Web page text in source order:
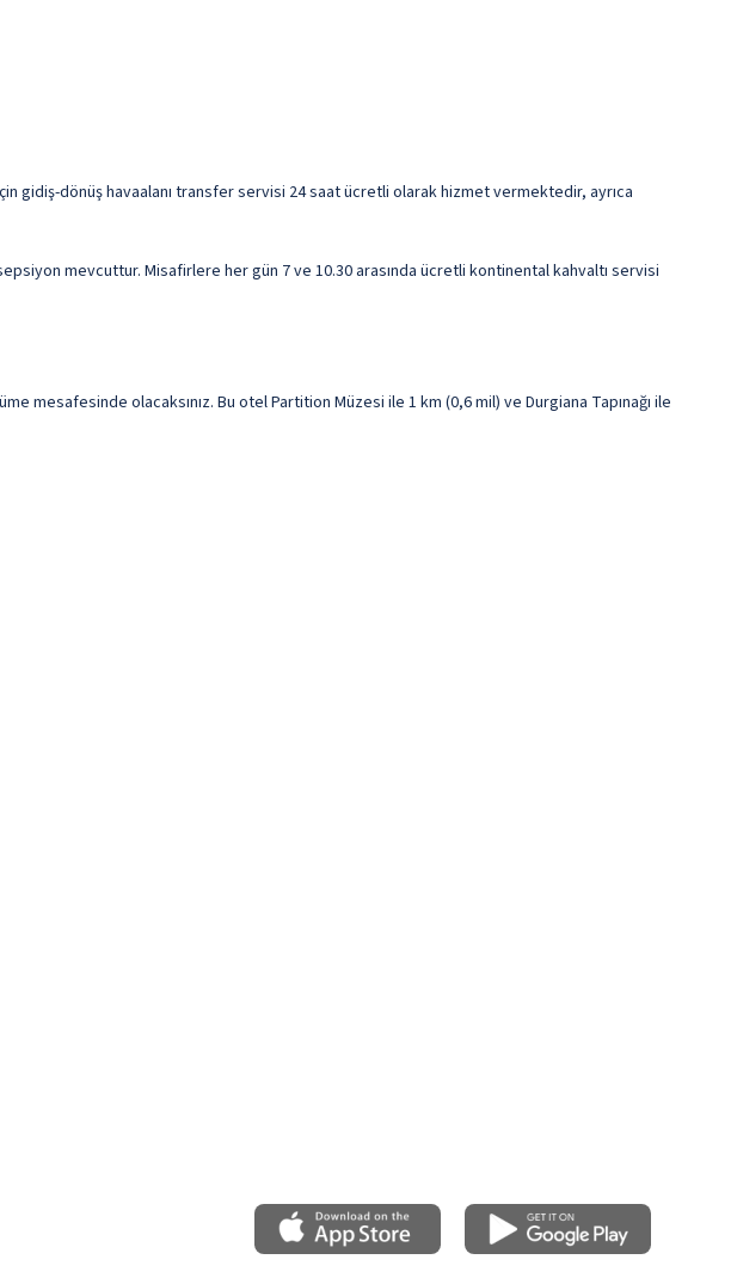
dönüş havaalanı transfer servisi 24 saat ücretli olarak hizmet vermektedir, ayrıca
mevcuttur. Misafirlere her gün 7 ve 10.30 arasında ücretli kontinental kahvaltı servisi
mesafesinde olacaksınız. Bu otel Partition Müzesi ile 1 km (0,6 mil) ve Durgiana Tapınağı ile